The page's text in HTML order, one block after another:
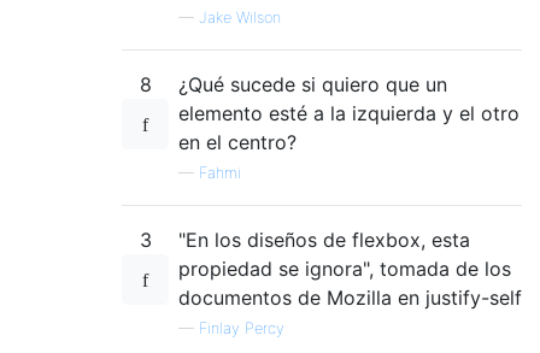
— Jake Wilson
8
¿Qué sucede si quiero que un
elemento esté a la izquierda y el otro
en el centro?
— Fahmi
3
"En los diseños de flexbox, esta
propiedad se ignora", tomada de los
documentos de Mozilla en justify-self
— Finlay Percy